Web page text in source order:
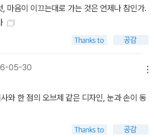
마음이 이끄는대로 가는 것은 언제나 참인가.
05-30
와 한 점의 오브제 같은 디자인, 눈과 손이 동